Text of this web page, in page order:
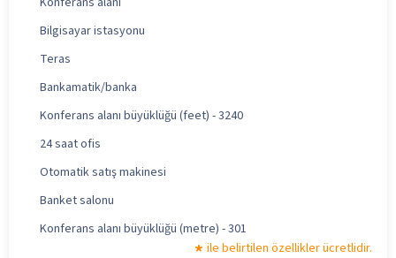
Bilgisayar istasyonu
Teras
Bankamatik/banka
Konferans alanı büyüklüğü (feet) - 3240
24 saat ofis
Otomatik satış makinesi
Banket salonu
Konferans alanı büyüklüğü (metre) - 301
ile belirtilen özellikler ücretlidir.